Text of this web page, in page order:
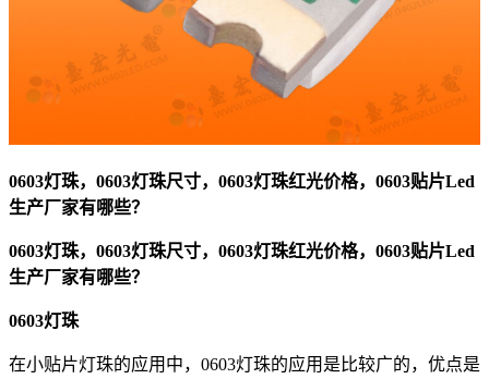
0603灯珠，0603灯珠尺寸，0603灯珠红光价格，0603贴片Led
生产厂家有哪些？
0603灯珠，0603灯珠尺寸，0603灯珠红光价格，0603贴片Led
生产厂家有哪些？
0603灯珠
在小贴片灯珠的应用中，0603灯珠的应用是比较广的，优点是